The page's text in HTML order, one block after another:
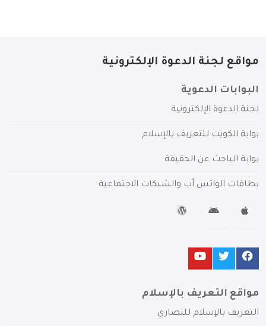
مواقع لجنة الدعوة الإلكترونية
البوابات الدعوية
لجنة الدعوة الإلكترونية
بوابة الكويت للتعريف بالإسلام
بوابة الباحث عن الحقيقة
بطاقات الواتس آب والشبكات الاجتماعية
مواقع التعريف بالإسلام
التعريف بالإسلام للنصارى